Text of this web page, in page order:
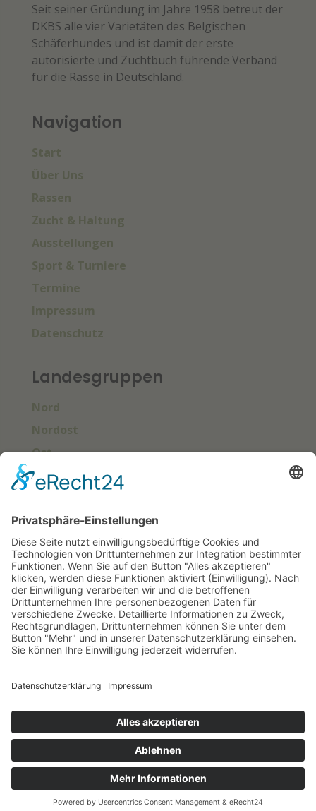
Seit seiner Gründung im Jahre 1958 betreut der
DKBS alle vier Varietäten des Belgischen
Schäferhundes und ist damit der erste
autorisierte und Zuchtbuch führende Verband
für die Rasse in Deutschland.
Navigation
Start
Über Uns
Rassen
Zucht & Haltung
Ausstellungen
Sport & Turniere
Termine
Impressum
Datenschutz
Landesgruppen
Nord
Nordost
Ost
Süd
West
Deutscher Klub für Belgische Schäferhunde
e. V.
Grüntenstraße 30
Telefon: 08374 – 3234068
E-Mail-Adresse:office@dkbs.de